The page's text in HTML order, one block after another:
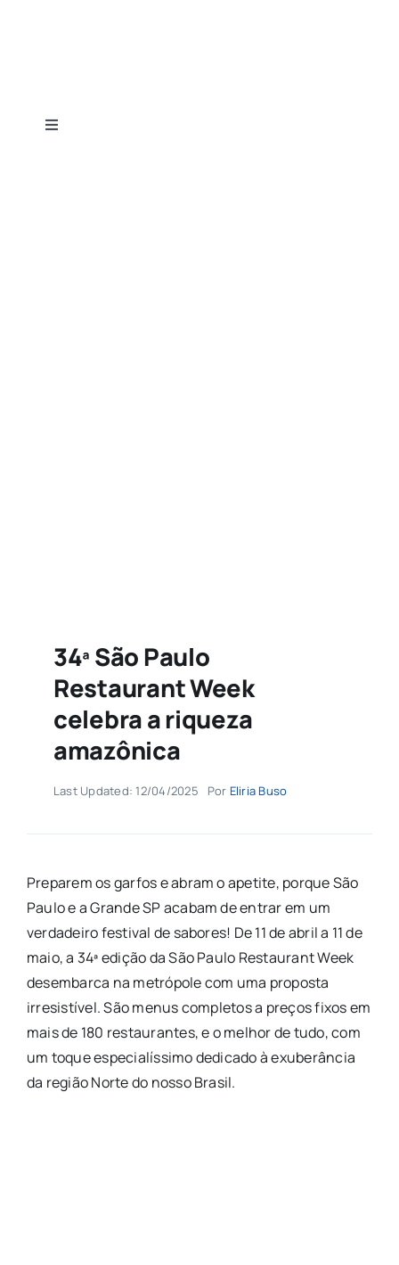
Toggle
34ª São Paulo
Restaurant Week
celebra a riqueza
amazônica
Last Updated: 12/04/2025 Por Eliria Buso
Preparem os garfos e abram o apetite, porque São
Paulo e a Grande SP acabam de entrar em um
verdadeiro festival de sabores! De 11 de abril a 11 de
maio, a 34ª edição da São Paulo Restaurant Week
desembarca na metrópole com uma proposta
irresistível. São menus completos a preços fixos em
mais de 180 restaurantes, e o melhor de tudo, com
um toque especialíssimo dedicado à exuberância
da região Norte do nosso Brasil.